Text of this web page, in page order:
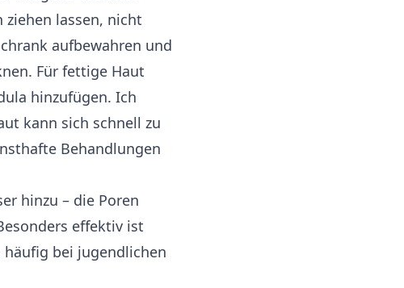
lassen, nicht
aufbewahren und
Für fettige Haut
hinzufügen. Ich
kann sich schnell zu
Behandlungen
hinzu – die Poren
effektiv ist
bei jugendlichen